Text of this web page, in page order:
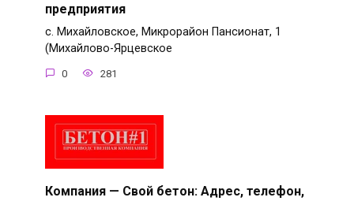
предприятия
с. Михайловское, Микрорайон Пансионат, 1
(Михайлово-Ярцевское
0 281
Компания — Свой бетон: Адрес, телефон,